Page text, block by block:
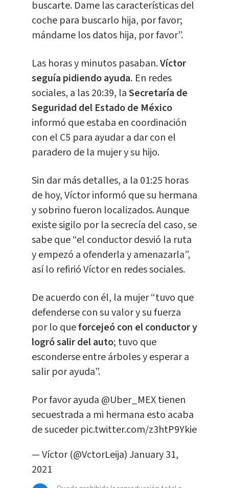
buscarte. Dame las características del
coche para buscarlo hija, por favor;
mándame los datos hija, por favor”.
Las horas y minutos pasaban.Víctor
seguía pidiendo ayuda. En redes
sociales, a las 20:39, laSecretaría de
Seguridad del Estado de México
informó que estaba en coordinación
con el C5 para ayudar a dar con el
paradero de la mujer y su hijo.
Sin dar más detalles, a la 01:25 horas
de hoy, Víctor informó que su hermana
y sobrino fueron localizados. Aunque
existe sigilo por la secrecía del caso, se
sabe que “el conductor desvió la ruta
y empezó a ofenderla y amenazarla”,
así lo refirió Víctor en redes sociales.
De acuerdo con él, la mujer “tuvo que
defenderse con su valor y su fuerza
por lo queforcejeó con el conductor y
logró salir del auto; tuvo que
esconderse entre árboles y esperar a
salir por ayuda”.
Por favor ayuda @Uber_MEXtienen
secuestrada a mi hermana esto acaba
de sucederpic.twitter.com/z3htP9Ykie
— Víctor (@VctorLeija)January 31,
2021